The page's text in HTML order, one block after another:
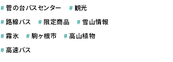
# 菅の台バスセンター # 観光
# 路線バス # 限定商品 # 雪山情報
# 霧氷 # 駒ヶ根市 # 高山植物
# 高速バス